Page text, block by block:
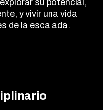
su potencial,
y vivir una vida
de la escalada.